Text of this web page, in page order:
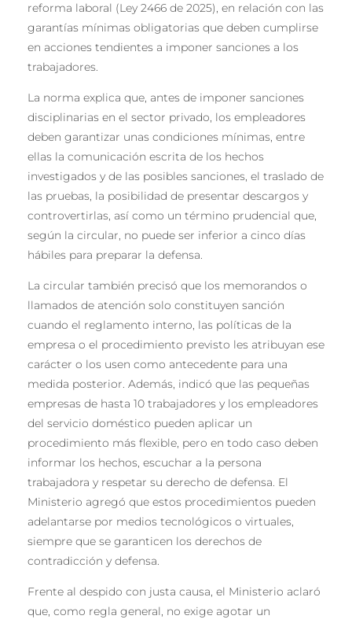
reforma laboral (Ley 2466 de 2025), en relación con las
garantías mínimas obligatorias que deben cumplirse
en acciones tendientes a imponer sanciones a los
trabajadores.
La norma explica que, antes de imponer sanciones
disciplinarias en el sector privado, los empleadores
deben garantizar unas condiciones mínimas, entre
ellas la comunicación escrita de los hechos
investigados y de las posibles sanciones, el traslado de
las pruebas, la posibilidad de presentar descargos y
controvertirlas, así como un término prudencial que,
según la circular, no puede ser inferior a cinco días
hábiles para preparar la defensa.
La circular también precisó que los memorandos o
llamados de atención solo constituyen sanción
cuando el reglamento interno, las políticas de la
empresa o el procedimiento previsto les atribuyan ese
carácter o los usen como antecedente para una
medida posterior. Además, indicó que las pequeñas
empresas de hasta 10 trabajadores y los empleadores
del servicio doméstico pueden aplicar un
procedimiento más flexible, pero en todo caso deben
informar los hechos, escuchar a la persona
trabajadora y respetar su derecho de defensa. El
Ministerio agregó que estos procedimientos pueden
adelantarse por medios tecnológicos o virtuales,
siempre que se garanticen los derechos de
contradicción y defensa.
Frente al despido con justa causa, el Ministerio aclaró
que, como regla general, no exige agotar un